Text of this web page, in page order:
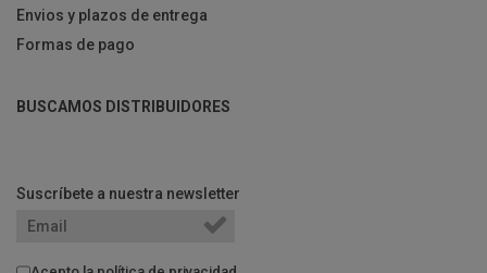
Envios y plazos de entrega
Formas de pago
BUSCAMOS DISTRIBUIDORES
Suscríbete a nuestra newsletter